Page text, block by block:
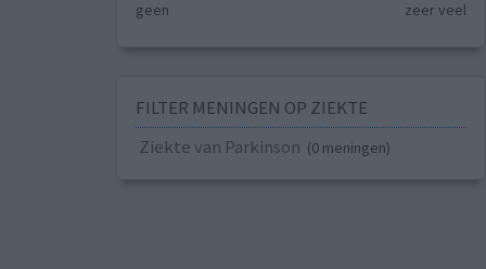
geen zeer veel
FILTER MENINGEN OP ZIEKTE
Ziekte van Parkinson (0 meningen)